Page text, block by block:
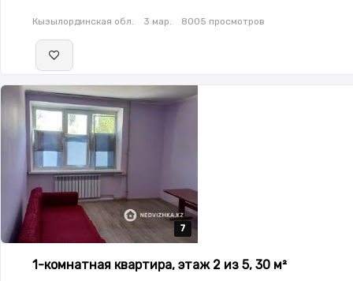
Кызылординская обл. 3 мар. 8005 просмотров
7
7
7
7
7
1-комнатная квартира, этаж 2 из 5, 30 м²